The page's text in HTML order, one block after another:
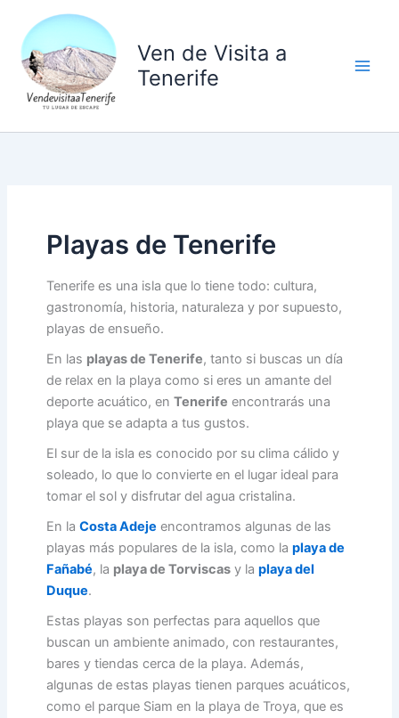
contenido
Ven de Visita a
Tenerife
Playas de Tenerife
Tenerife es una isla que lo tiene todo: cultura,
gastronomía, historia, naturaleza y por supuesto,
playas de ensueño.
En las playas de Tenerife, tanto si buscas un día
de relax en la playa como si eres un amante del
deporte acuático, en Tenerife encontrarás una
playa que se adapta a tus gustos.
El sur de la isla es conocido por su clima cálido y
soleado, lo que lo convierte en el lugar ideal para
tomar el sol y disfrutar del agua cristalina.
En la Costa Adeje encontramos algunas de las
playas más populares de la isla, como la playa de
Fañabé, la playa de Torviscasy la playa del
Duque.
Estas playas son perfectas para aquellos que
buscan un ambiente animado, con restaurantes,
bares y tiendas cerca de la playa. Además,
algunas de estas playas tienen parques acuáticos,
como el parque Siam en la playa de Troya, que es